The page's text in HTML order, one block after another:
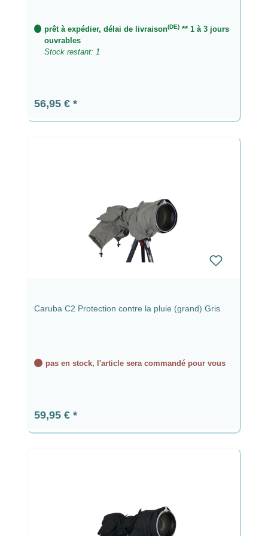
prêt à expédier, délai de livraison(DE)** 1 à 3 jours
ouvrables
Stock restant: 1
Prix régulier :
56,95 €
Caruba C2 Protection contre la pluie (grand) Gris
pas en stock, l'article sera commandé pour vous
Prix régulier :
59,95 €